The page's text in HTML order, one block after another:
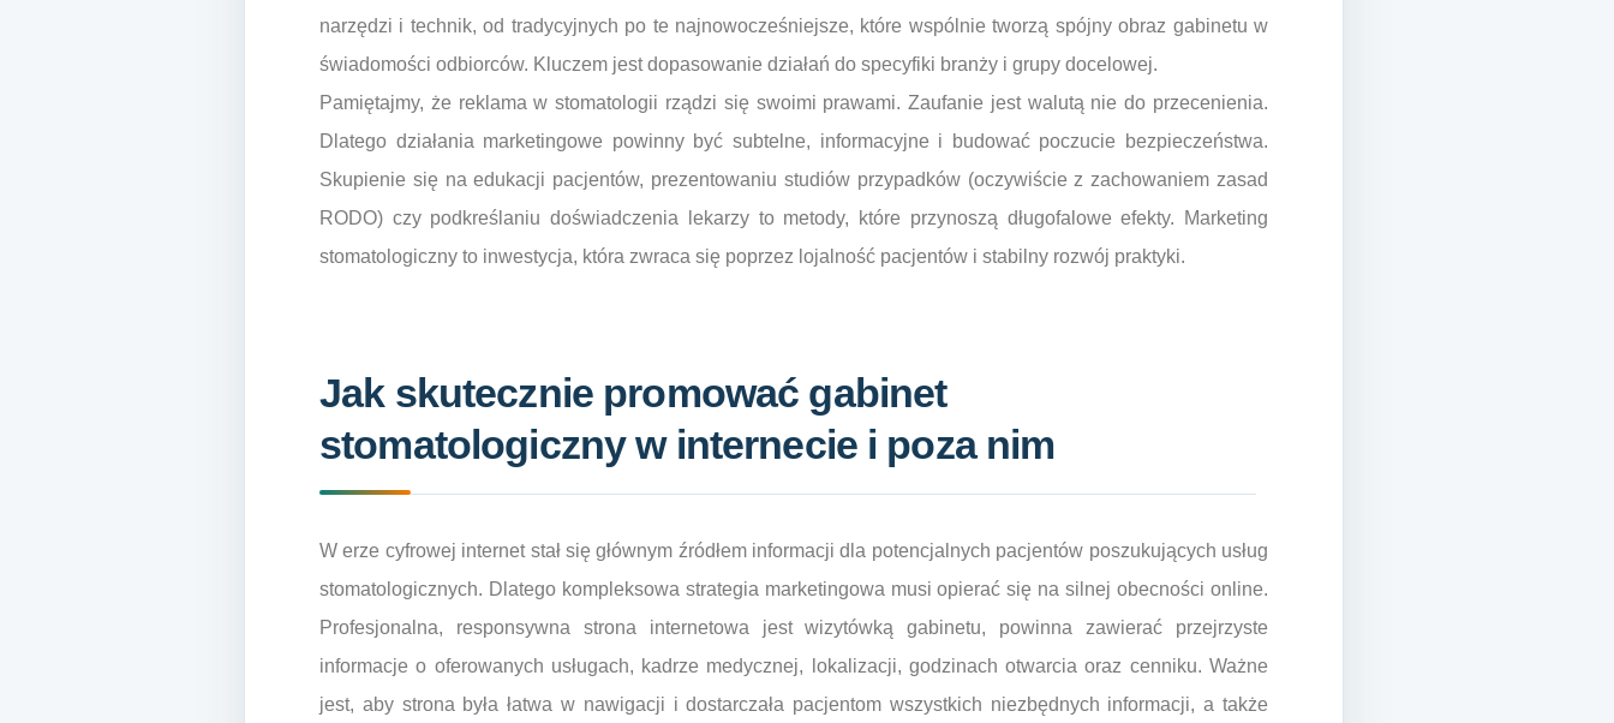
narzędzi i technik, od tradycyjnych po te najnowocześniejsze, które wspólnie tworzą spójny obraz gabinetu w
świadomości odbiorców. Kluczem jest dopasowanie działań do specyfiki branży i grupy docelowej.
Pamiętajmy, że reklama w stomatologii rządzi się swoimi prawami. Zaufanie jest walutą nie do przecenienia.
Dlatego działania marketingowe powinny być subtelne, informacyjne i budować poczucie bezpieczeństwa.
Skupienie się na edukacji pacjentów, prezentowaniu studiów przypadków (oczywiście z zachowaniem zasad
RODO) czy podkreślaniu doświadczenia lekarzy to metody, które przynoszą długofalowe efekty. Marketing
stomatologiczny to inwestycja, która zwraca się poprzez lojalność pacjentów i stabilny rozwój praktyki.
Jak skutecznie promować gabinet
stomatologiczny w internecie i poza nim
W erze cyfrowej internet stał się głównym źródłem informacji dla potencjalnych pacjentów poszukujących usług
stomatologicznych. Dlatego kompleksowa strategia marketingowa musi opierać się na silnej obecności online.
Profesjonalna, responsywna strona internetowa jest wizytówką gabinetu, powinna zawierać przejrzyste
informacje o oferowanych usługach, kadrze medycznej, lokalizacji, godzinach otwarcia oraz cenniku. Ważne
jest, aby strona była łatwa w nawigacji i dostarczała pacjentom wszystkich niezbędnych informacji, a także